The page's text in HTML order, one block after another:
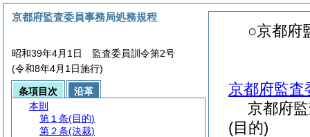
○京都府
京都府監査
京都府
(目的)
京都府監査委員事務局処務規程
昭和39年4月1日 監査委員訓令第2号
(令和8年4月1日施行)
条項目次
沿革
本則
第１条(目的)
第２条(決裁)